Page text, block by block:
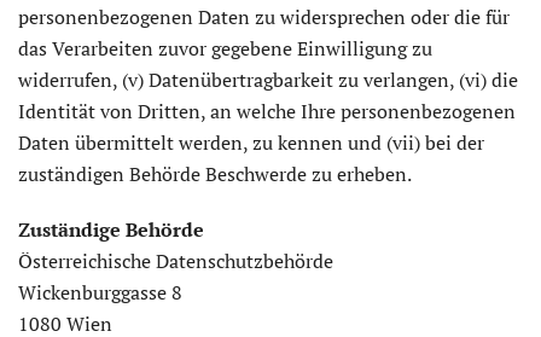
personenbezogenen Daten zu widersprechen oder die für
das Verarbeiten zuvor gegebene Einwilligung zu
widerrufen, (v) Datenübertragbarkeit zu verlangen, (vi) die
Identität von Dritten, an welche Ihre personenbezogenen
Daten übermittelt werden, zu kennen und (vii) bei der
zuständigen Behörde Beschwerde zu erheben.
Zuständige Behörde
Österreichische Datenschutzbehörde
Wickenburggasse 8
1080 Wien